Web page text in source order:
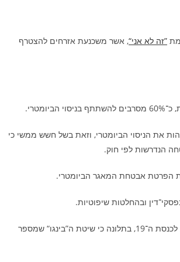
‏”זה לא אני“, אשר משכנעת אזרחים להצטרף
את הניסוי הביומטרי, וזאת בשל חשש ממשי כי
הנדרשות לפי חוק.
הפרטת אבטחת המאגר הביומטרי.
ובהחלטות שיפוטיות.
– תומר אשור, ד״ר אור דונקלמן ועו״ד יהונתן קלינגר, פנו ליו״ר ועדת הבחירות לכנסת ה־19, בתלונה כי שיטת ה”בינגו“ שמספר